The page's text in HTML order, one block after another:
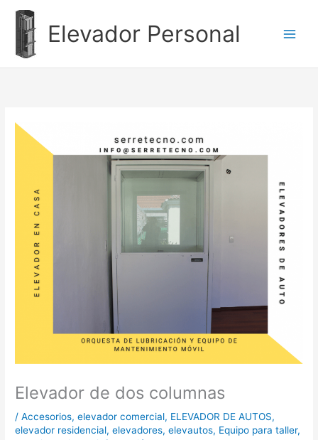
contenido
Elevador Personal
Elevador de dos columnas
/Accesorios,elevador comercial, ELEVADOR DE AUTOS,
elevador residencial,elevadores,elevautos, Equipo para taller,